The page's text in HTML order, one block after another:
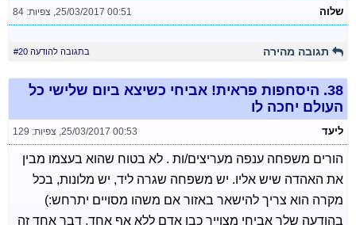
שלוה 25/03/2017 00:51
, צפיות: 84
תגובה מהירה בתגובה להודעה #20
38. היסחפות פראית! אביחי כשיצא ביום שלישי כל
העולם יחכה לו
ליעד 25/03/2017 00:53
, צפיות: 129
הורים משפחה ענפה מעריצים/ות . לא בטוח שהוא בעצמו מבין
את האהדה שיש אליו. יש משפחה שגרה ליד, יש מלונות, בכל
מקרה הוא צריך להישאר באזור אם משהו מסויים יתרחש:)
בהודעה שלך אביחי מצוייר כבן אדם ללא אף אחד, דבר אחד זה